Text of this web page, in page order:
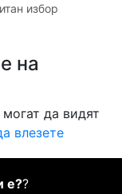
избор
на
да видят
влезете
е??